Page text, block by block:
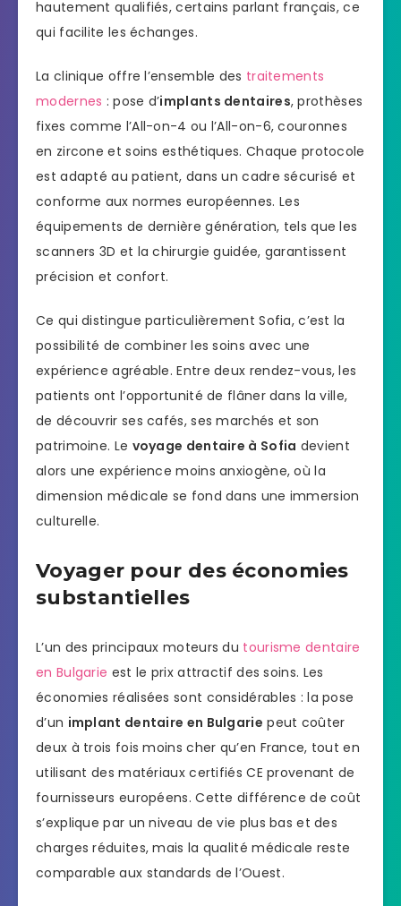
hautement qualifiés, certains parlant français, ce
qui facilite les échanges.
La clinique offre l’ensemble des traitements
modernes : pose d’implants dentaires, prothèses
fixes comme l’All-on-4 ou l’All-on-6, couronnes
en zircone et soins esthétiques. Chaque protocole
est adapté au patient, dans un cadre sécurisé et
conforme aux normes européennes. Les
équipements de dernière génération, tels que les
scanners 3D et la chirurgie guidée, garantissent
précision et confort.
Ce qui distingue particulièrement Sofia, c’est la
possibilité de combiner les soins avec une
expérience agréable. Entre deux rendez-vous, les
patients ont l’opportunité de flâner dans la ville,
de découvrir ses cafés, ses marchés et son
patrimoine. Le voyage dentaire à Sofia devient
alors une expérience moins anxiogène, où la
dimension médicale se fond dans une immersion
culturelle.
Voyager pour des économies
substantielles
L’un des principaux moteurs du tourisme dentaire
en Bulgarie est le prix attractif des soins. Les
économies réalisées sont considérables : la pose
d’un implant dentaire en Bulgarie peut coûter
deux à trois fois moins cher qu’en France, tout en
utilisant des matériaux certifiés CE provenant de
fournisseurs européens. Cette différence de coût
s’explique par un niveau de vie plus bas et des
charges réduites, mais la qualité médicale reste
comparable aux standards de l’Ouest.